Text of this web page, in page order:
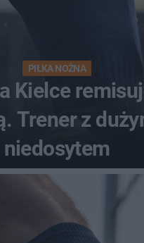
PIŁKA NOŻNA
Kielce
Trener z
niedosytem